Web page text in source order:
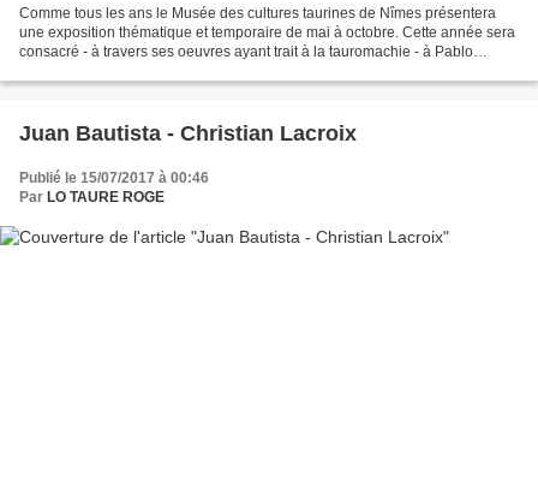
Comme tous les ans le Musée des cultures taurines de Nîmes présentera
une exposition thématique et temporaire de mai à octobre. Cette année sera
consacré - à travers ses oeuvres ayant trait à la tauromachie - à Pablo
Juan Bautista - Christian Lacroix
Publié le 15/07/2017 à 00:46
Par LO TAURE ROGE